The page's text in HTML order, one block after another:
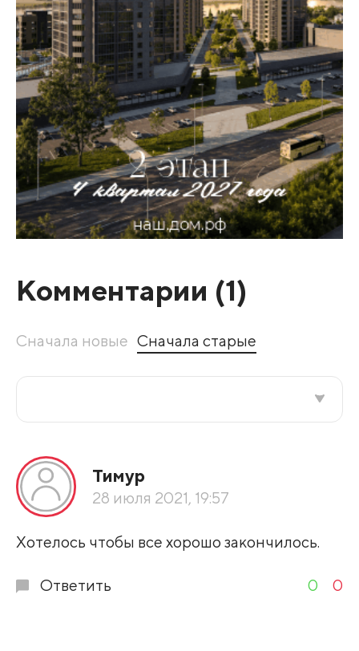
Комментарии (1)
Сначала новые Сначала старые
По рейтингу
Развернуть все
Тимур
28 июля 2021, 19:57
Хотелось чтобы все хорошо закончилось.
Ответить 0 0